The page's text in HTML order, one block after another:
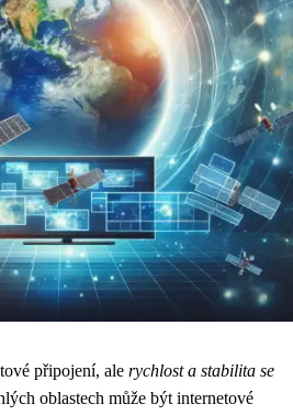
připojení, ale rychlost a stabilita se
oblastech může být internetové